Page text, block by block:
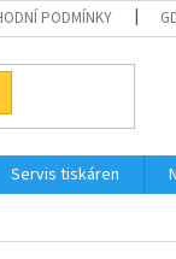
PODMÍNKY
Servis tiskáren